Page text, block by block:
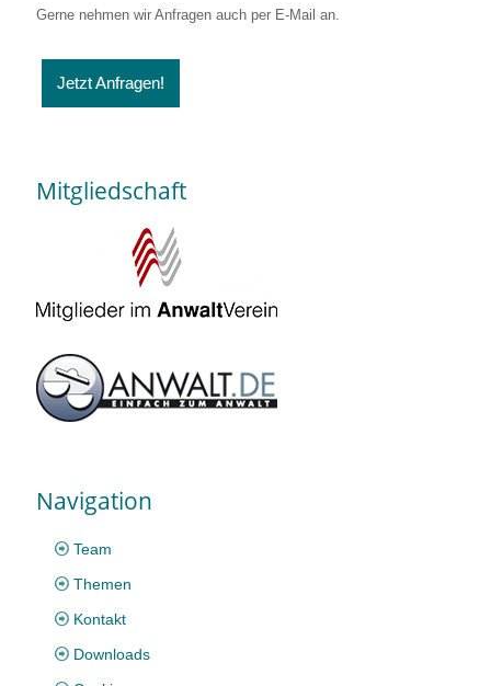
Gerne nehmen wir Anfragen auch per E-Mail an.
Jetzt Anfragen!
Mitgliedschaft
Navigation
Team
Themen
Kontakt
Downloads